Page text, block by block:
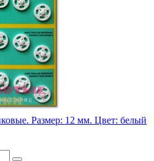
Размер: 12 мм. Цвет: белый